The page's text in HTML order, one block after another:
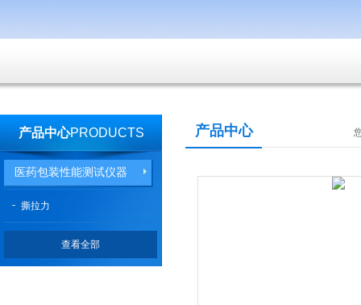
产品中心PRODUCTS
医药包装性能测试仪器
撕拉力
查看全部
产品中心